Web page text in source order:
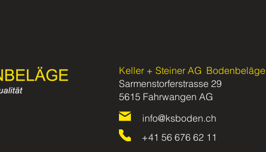
Qualität neu entdecken – Top
Deal Shop reloaded
Keller + Steiner AG Bodenbeläge
Sarmenstorferstrasse 29
5615 Fahrwangen AG
info@ksboden.ch
+41 56 676 62 11